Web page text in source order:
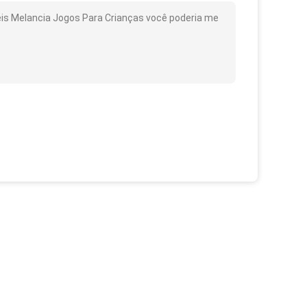
Melancia Jogos Para Crianças você poderia me